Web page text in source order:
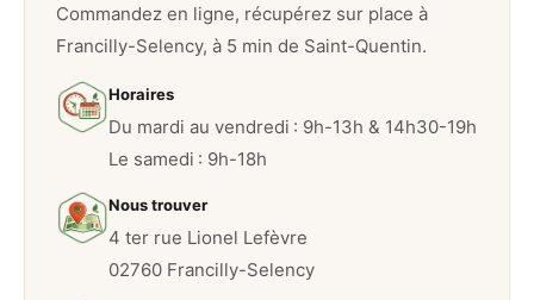
Commandez en ligne, récupérez sur place à
Francilly-Selency, à 5 min de Saint-Quentin.
Horaires
Du mardi au vendredi : 9h-13h & 14h30-19h
Le samedi : 9h-18h
Nous trouver
4 ter rue Lionel Lefèvre
02760 Francilly-Selency